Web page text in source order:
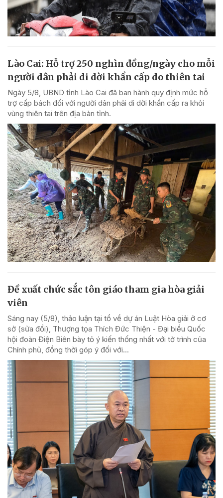
Lào Cai: Hỗ trợ 250 nghìn đồng/ngày cho mỗi
người dân phải di dời khẩn cấp do thiên tai
Ngày 5/8, UBND tỉnh Lào Cai đã ban hành quy định mức hỗ
trợ cấp bách đối với người dân phải di dời khẩn cấp ra khỏi
vùng thiên tai trên địa bàn tỉnh.
Đề xuất chức sắc tôn giáo tham gia hòa giải
viên
Sáng nay (5/8), thảo luận tại tổ về dự án Luật Hòa giải ở cơ
sở (sửa đổi), Thượng tọa Thích Đức Thiện - Đại biểu Quốc
hội đoàn Điện Biên bày tỏ ý kiến thống nhất với tờ trình của
Chính phủ, đồng thời góp ý đối với...